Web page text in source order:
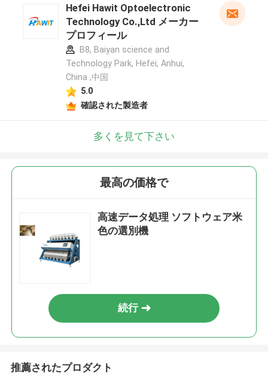
Hefei Hawit Optoelectronic
Technology Co.,Ltd メーカー
プロフィール
B8, Baiyan science and
Technology Park, Hefei, Anhui,
China ,中国
5.0
確認された製造者
多くを見て下さい
最高の価格で
高速データ処理 ソフトウェア米
色の選別機
続行
推薦されたプロダクト